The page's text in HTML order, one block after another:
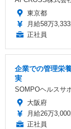
東京都
月給58万
正社員
企業での管理栄
実
SOMPOヘルスサ
大阪府
月給26万
正社員